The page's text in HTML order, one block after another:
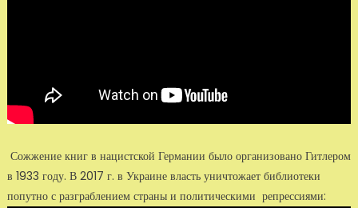
Сожжение книг в нацистской Германии было организовано Гитлером
в 1933 году. В 2017 г. в Украине власть уничтожает библиотеки
попутно с разграблением страны и политическими репрессиями: